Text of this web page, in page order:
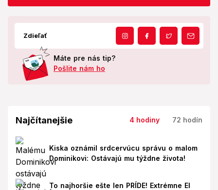
Zdieľať
Máte pre nás tip?
Pošlite nám ho
Najčítanejšie 4 hodiny 72 hodín
Kiska oznámil srdcervúcu správu o malom
Dominikovi: Ostávajú mu týždne života!
To najhoršie ešte len PRÍDE! Extrémne El